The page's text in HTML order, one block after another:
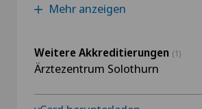
Mehr anzeigen
Weitere Akkreditierungen (1)
Ärztezentrum Solothurn